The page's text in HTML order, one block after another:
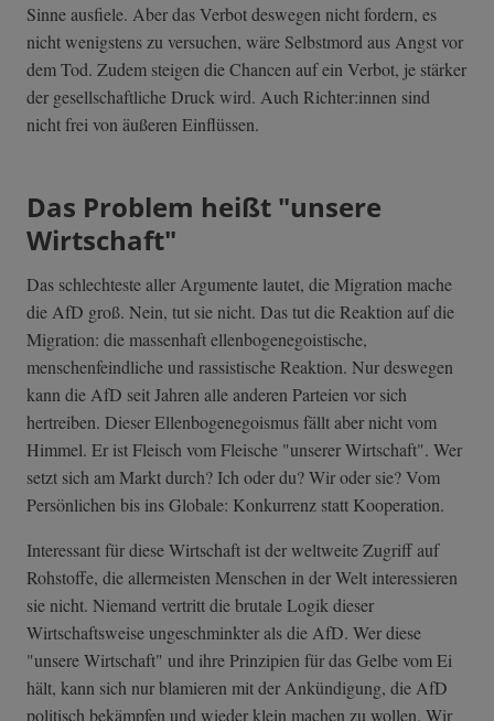
Sinne ausfiele. Aber das Verbot deswegen nicht fordern, es
nicht wenigstens zu versuchen, wäre Selbstmord aus Angst vor
dem Tod. Zudem steigen die Chancen auf ein Verbot, je stärker
der gesellschaftliche Druck wird. Auch Richter:innen sind
nicht frei von äußeren Einflüssen.
Das Problem heißt "unsere
Wirtschaft"
Das schlechteste aller Argumente lautet, die Migration mache
die AfD groß. Nein, tut sie nicht. Das tut die Reaktion auf die
Migration: die massenhaft ellenbogenegoistische,
menschenfeindliche und rassistische Reaktion. Nur deswegen
kann die AfD seit Jahren alle anderen Parteien vor sich
hertreiben. Dieser Ellenbogenegoismus fällt aber nicht vom
Himmel. Er ist Fleisch vom Fleische "unserer Wirtschaft". Wer
setzt sich am Markt durch? Ich oder du? Wir oder sie? Vom
Persönlichen bis ins Globale: Konkurrenz statt Kooperation.
Interessant für diese Wirtschaft ist der weltweite Zugriff auf
Rohstoffe, die allermeisten Menschen in der Welt interessieren
sie nicht. Niemand vertritt die brutale Logik dieser
Wirtschaftsweise ungeschminkter als die AfD. Wer diese
"unsere Wirtschaft" und ihre Prinzipien für das Gelbe vom Ei
hält, kann sich nur blamieren mit der Ankündigung, die AfD
politisch bekämpfen und wieder klein machen zu wollen. Wir